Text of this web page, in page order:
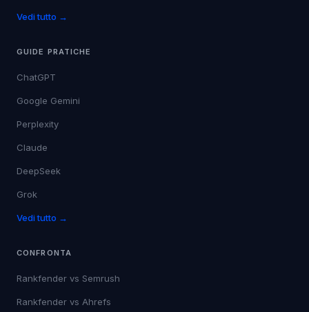
Vedi tutto →
GUIDE PRATICHE
ChatGPT
Google Gemini
Perplexity
Claude
DeepSeek
Grok
Vedi tutto →
CONFRONTA
Rankfender vs Semrush
Rankfender vs Ahrefs